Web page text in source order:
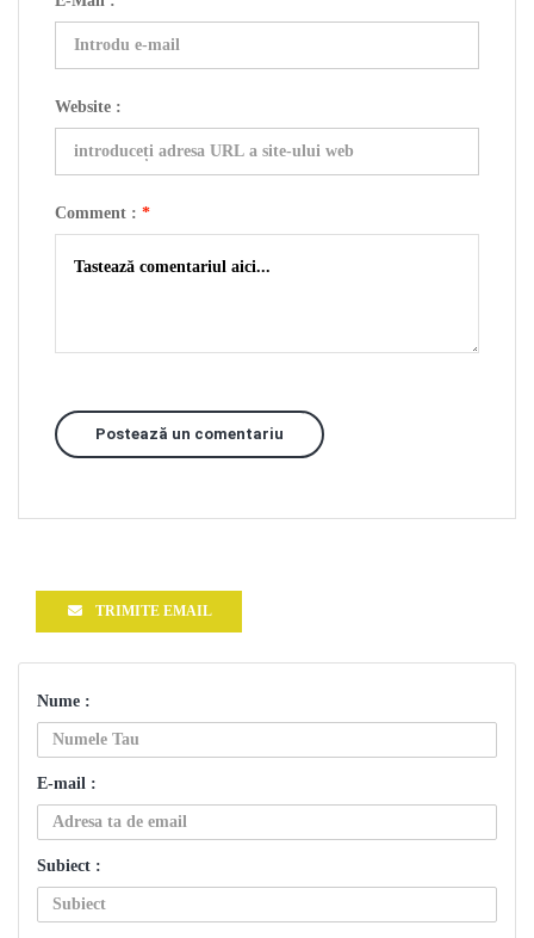
Website :
Comment : *
Postează un comentariu
TRIMITE EMAIL
Nume :
E-mail :
Subiect :